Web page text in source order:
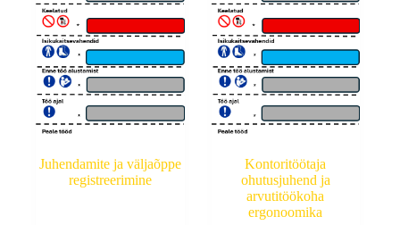
Juhendamite ja väljaõppe
registreerimine
Kontoritöötaja
ohutusjuhend ja
arvutitöökoha
ergonoomika